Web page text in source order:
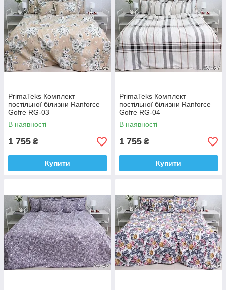
PrimaTeks Комплект
постільної білизни Ranforce
Gofre RG-03
В наявності
1 755 ₴
Купити
PrimaTeks Комплект
постільної білизни Ranforce
Gofre RG-04
В наявності
1 755 ₴
Купити